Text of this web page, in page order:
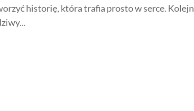
historię, która trafia prosto w serce.